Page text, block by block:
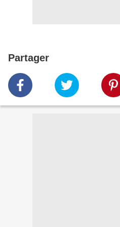
Partager